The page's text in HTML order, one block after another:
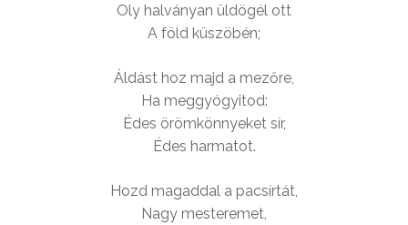
Oly halványan üldögél ott
A föld küszöbén;
Áldást hoz majd a mezőre,
Ha meggyógyitod:
Édes örömkönnyeket sír,
Édes harmatot.
Hozd magaddal a pacsírtát,
Nagy mesteremet,